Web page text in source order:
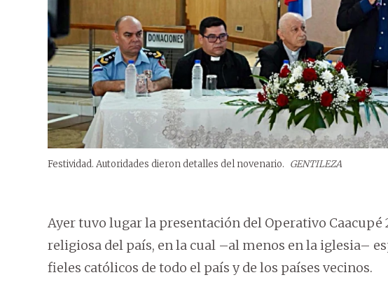
Festividad. Autoridades dieron detalles del novenario. GENTILEZA
Ayer tuvo lugar la presentación del Operativo
religiosa del país, en la cual –al menos en la iglesia–
fieles católicos de todo el país y de los países vecinos.